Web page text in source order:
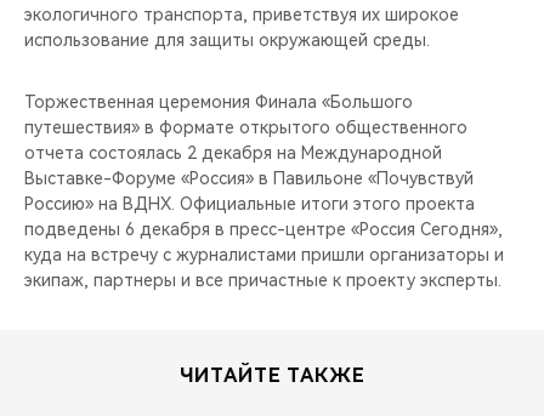
экологичного транспорта, приветствуя их широкое
использование для защиты окружающей среды.
Торжественная церемония Финала «Большого
путешествия» в формате открытого общественного
отчета состоялась 2 декабря на Международной
Выставке-Форуме «Россия» в Павильоне «Почувствуй
Россию» на ВДНХ. Официальные итоги этого проекта
подведены 6 декабря в пресс-центре «Россия Сегодня»,
куда на встречу с журналистами пришли организаторы и
экипаж, партнеры и все причастные к проекту эксперты.
ЧИТАЙТЕ ТАКЖЕ